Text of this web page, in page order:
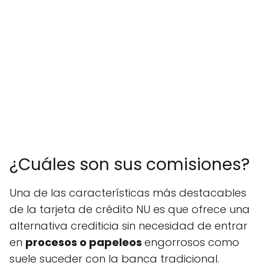
¿Cuáles son sus comisiones?
Una de las características más destacables
de la tarjeta de crédito NU es que ofrece una
alternativa crediticia sin necesidad de entrar
en procesos o papeleos engorrosos como
suele suceder con la banca tradicional.